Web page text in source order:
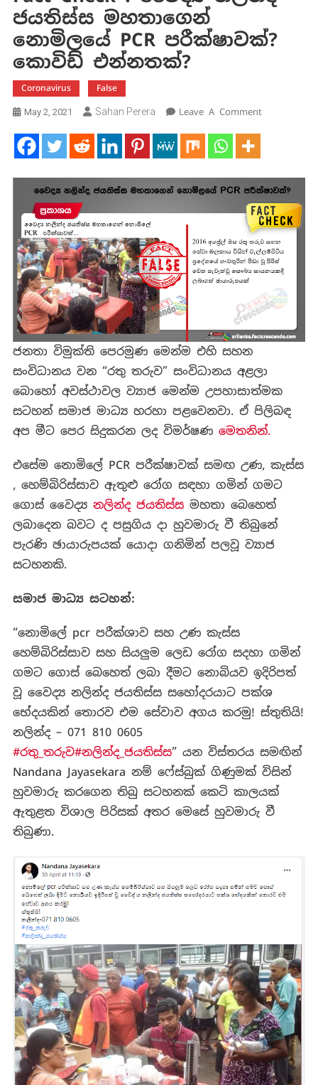
ජයතිස්ස මහතාගෙන්
නොමිලයේ PCR පරීක්ෂාවක්?
කොවිඩ් එන්නතක්?
Coronavirus False
May 2, 2021 Sahan Perera Leave A CommentOn
වෛද්‍ය
නලින්ද
ජයතිස්ස
මහතාගෙන්
නොමිලයේ
PCR
පරීක්ෂාවක්?
කොවිඩ්
එන්නතක්?
ජනතා විමුක්ති පෙරමුණ මෙන්ම එහි සහන
සංවිධානය වන “රතු තරුව” සංවිධානය අළලා
බොහෝ අවස්ථාවල ව්‍යාජ මෙන්ම උපහාසාත්මක
සටහන් සමාජ මාධ්‍ය හරහා පළවෙනවා. ඒ පිලිබඳ
අප මීට පෙර සිදුකරන ලද විමර්ෂණ මෙතනින්.
එසේම නොමිලේ PCR පරීක්ෂාවක් සමඟ උණ, කැස්ස
, හෙම්බිරිස්සාව ඇතුළු රෝග සඳහා ගමින් ගමට
ගොස් වෛද්‍ය නලින්ද ජයතිස්සමහතා බෙහෙත්
ලබාදෙන බවට ද පසුගිය දා හුවමාරු වී තිබුනේ
පැරණි ඡායාරුපයක් යොදා ගනිමින් පලවූ ව්‍යාජ
සටහනකි.
සමාජ මාධ්‍ය සටහන්:
“නොමිලේ pcr පරීක්ශාව සහ උණ කැස්ස
හෙම්බිරිස්සාව සහ සියලුම ලෙඩ රෝග සදහා ගමින්
ගමට ගොස් බෙහෙත් ලබා දීමට නොබියව ඉදිරිපත්
වූ වෛද්‍ය නලින්ද ජයතිස්ස සහෝදරයාට පක්ශ
භේදයකින් තොරව එම සේවාව අගය කරමු! ස්තුතියි!
නලින්ද – 071 810 0605
#රතු_තරුව#නලින්ද_ජයතිස්ස” යන විස්තරය සමඟින්
Nandana Jayasekara නම් ෆේස්බුක් ගිණුමක් විසින්
හුවමාරු කරගෙන තිබු සටහනක් කෙටි කාලයක්
ඇතුළත විශාල පිරිසක් අතර මෙසේ හුවමාරු වී
තිබුණා.